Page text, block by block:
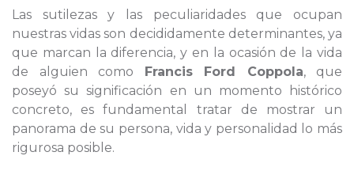
Las sutilezas y las peculiaridades que ocupan
nuestras vidas son decididamente determinantes, ya
que marcan la diferencia, y en la ocasión de la vida
de alguien como Francis Ford Coppola, que
poseyó su significación en un momento histórico
concreto, es fundamental tratar de mostrar un
panorama de su persona, vida y personalidad lo más
rigurosa posible.